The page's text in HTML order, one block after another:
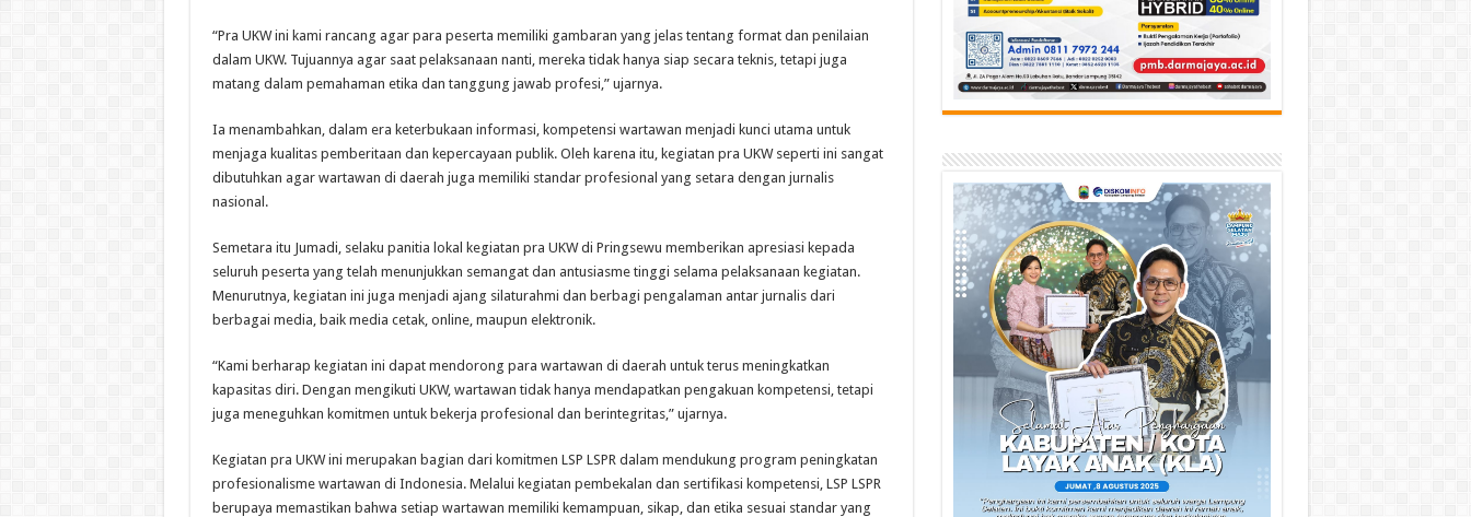
“Pra UKW ini kami rancang agar para peserta memiliki gambaran yang jelas tentang format dan penilaian
dalam UKW. Tujuannya agar saat pelaksanaan nanti, mereka tidak hanya siap secara teknis, tetapi juga
matang dalam pemahaman etika dan tanggung jawab profesi,” ujarnya.
Ia menambahkan, dalam era keterbukaan informasi, kompetensi wartawan menjadi kunci utama untuk
menjaga kualitas pemberitaan dan kepercayaan publik. Oleh karena itu, kegiatan pra UKW seperti ini sangat
dibutuhkan agar wartawan di daerah juga memiliki standar profesional yang setara dengan jurnalis
nasional.
Semetara itu Jumadi, selaku panitia lokal kegiatan pra UKW di Pringsewu memberikan apresiasi kepada
seluruh peserta yang telah menunjukkan semangat dan antusiasme tinggi selama pelaksanaan kegiatan.
Menurutnya, kegiatan ini juga menjadi ajang silaturahmi dan berbagi pengalaman antar jurnalis dari
berbagai media, baik media cetak, online, maupun elektronik.
“Kami berharap kegiatan ini dapat mendorong para wartawan di daerah untuk terus meningkatkan
kapasitas diri. Dengan mengikuti UKW, wartawan tidak hanya mendapatkan pengakuan kompetensi, tetapi
juga meneguhkan komitmen untuk bekerja profesional dan berintegritas,” ujarnya.
Kegiatan pra UKW ini merupakan bagian dari komitmen LSP LSPR dalam mendukung program peningkatan
profesionalisme wartawan di Indonesia. Melalui kegiatan pembekalan dan sertifikasi kompetensi, LSP LSPR
berupaya memastikan bahwa setiap wartawan memiliki kemampuan, sikap, dan etika sesuai standar yang